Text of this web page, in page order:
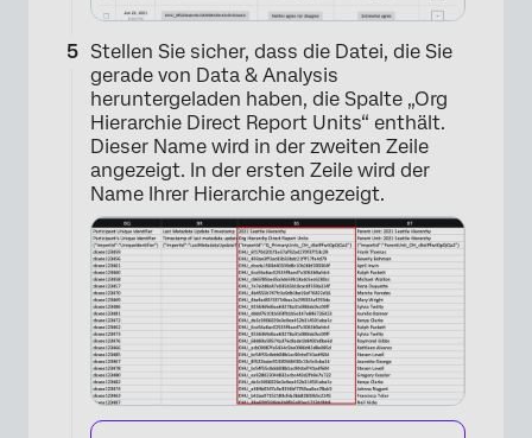
×
Stellen Sie sicher, dass die Datei, die Sie
gerade von Data & Analysis
heruntergeladen haben, die Spalte „Org
Hierarchie Direct Report Units“ enthält.
Dieser Name wird in der zweiten Zeile
angezeigt. In der ersten Zeile wird der
Name Ihrer Hierarchie angezeigt.